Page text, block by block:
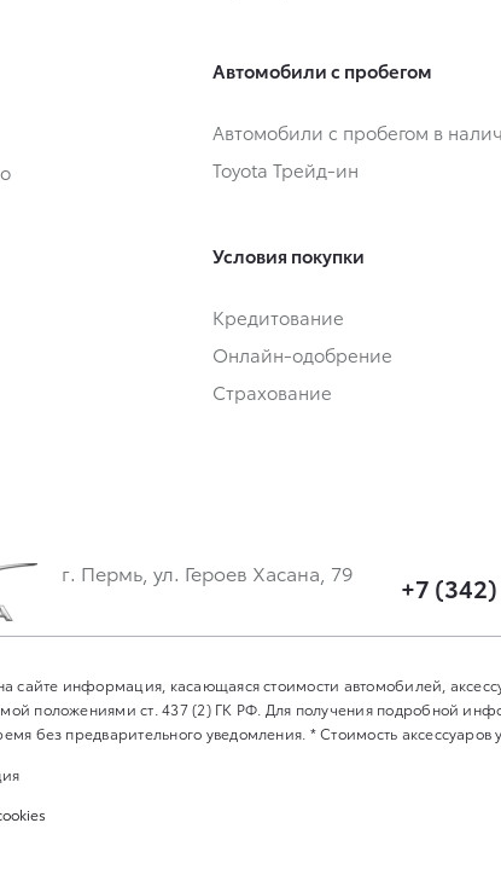
Автомобили с пробегом
Автомобили с пробегом в
Toyota Трейд-ин
Условия покупки
Кредитование
Онлайн-одобрение
Страхование
г. Пермь, ул. Героев Хасана, 79 +7
сайте информация, касающаяся стоимости автомобилей,
положениями ст. 437 (2) ГК РФ. Для получения подробной
без предварительного уведомления. * Стоимость аксессуаров